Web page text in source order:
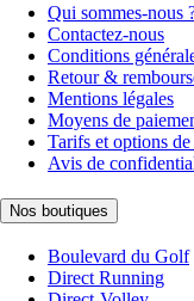
Qui sommes-nous
Contactez-nous
Conditions
Retour &
Mentions légales
Moyens de
Tarifs et options
Avis de
Nos boutiques
Boulevard du Golf
Direct Running